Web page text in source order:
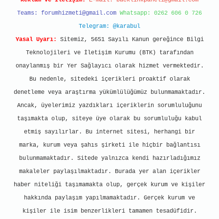
Teams: forumhizmeti@gmail.com Whatsapp: 0262 606 0 726
Telegram: @karabul
Yasal Uyarı:
Sitemiz, 5651 Sayılı Kanun gereğince Bilgi
Teknolojileri ve İletişim Kurumu (BTK) tarafından
onaylanmış bir Yer Sağlayıcı olarak hizmet vermektedir.
Bu nedenle, sitedeki içerikleri proaktif olarak
denetleme veya araştırma yükümlülüğümüz bulunmamaktadır.
Ancak, üyelerimiz yazdıkları içeriklerin sorumluluğunu
taşımakta olup, siteye üye olarak bu sorumluluğu kabul
etmiş sayılırlar. Bu internet sitesi, herhangi bir
marka, kurum veya şahıs şirketi ile hiçbir bağlantısı
bulunmamaktadır. Sitede yalnızca kendi hazırladığımız
makaleler paylaşılmaktadır. Burada yer alan içerikler
haber niteliği taşımamakta olup, gerçek kurum ve kişiler
hakkında paylaşım yapılmamaktadır. Gerçek kurum ve
kişiler ile isim benzerlikleri tamamen tesadüfidir.